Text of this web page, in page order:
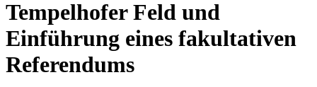
Tempelhofer Feld und
Einführung eines fakultativen
Referendums